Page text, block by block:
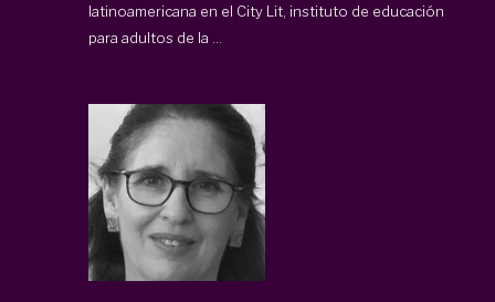
latinoamericana en el City Lit, instituto de educación
para adultos de la ...